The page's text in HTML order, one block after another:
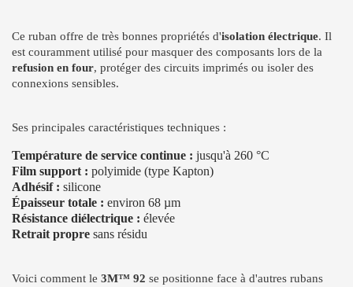
Ce ruban offre de très bonnes propriétés d'isolation électrique. Il
est couramment utilisé pour masquer des composants lors de la
refusion en four, protéger des circuits imprimés ou isoler des
connexions sensibles.
Ses principales caractéristiques techniques :
Température de service continue : jusqu'à 260 °C
Film support : polyimide (type Kapton)
Adhésif : silicone
Épaisseur totale : environ 68 µm
Résistance diélectrique : élevée
Retrait propre sans résidu
Voici comment le 3M™ 92 se positionne face à d'autres rubans